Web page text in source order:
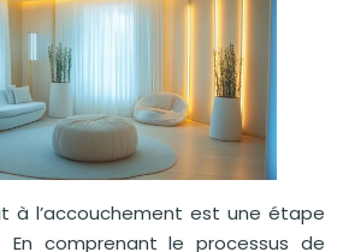
à l’accouchement est une étape
En comprenant le processus de